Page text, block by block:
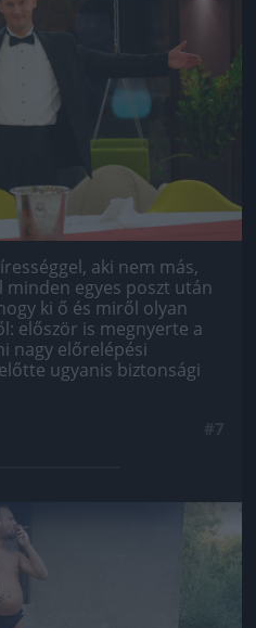
aki nem más,
minden egyes poszt után
ki ő és miről olyan
először is megnyerte a
nagy előrelépési
ugyanis biztonsági
kép!